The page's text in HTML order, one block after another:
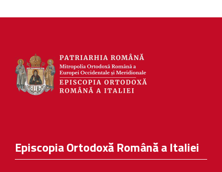
Episcopia Ortodoxă Română a Italiei